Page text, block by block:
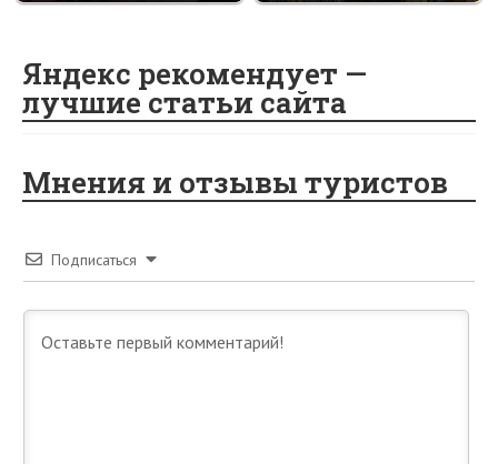
Яндекс рекомендует —
лучшие статьи сайта
Мнения и отзывы туристов
Подписаться